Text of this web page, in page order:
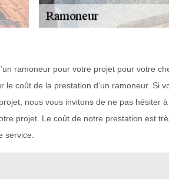
ramoneur pour votre projet pour votre
coût de la prestation d’un ramoneur. Si
nous vous invitons de ne pas hésiter
projet. Le coût de notre prestation est
service.